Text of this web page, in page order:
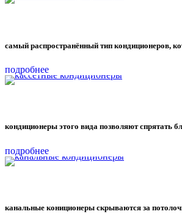
самый распространённый тип кондиционеров,
подробнее
кондиционеры этого вида позволяют спрятать
подробнее
канальные кониционеры скрываются за